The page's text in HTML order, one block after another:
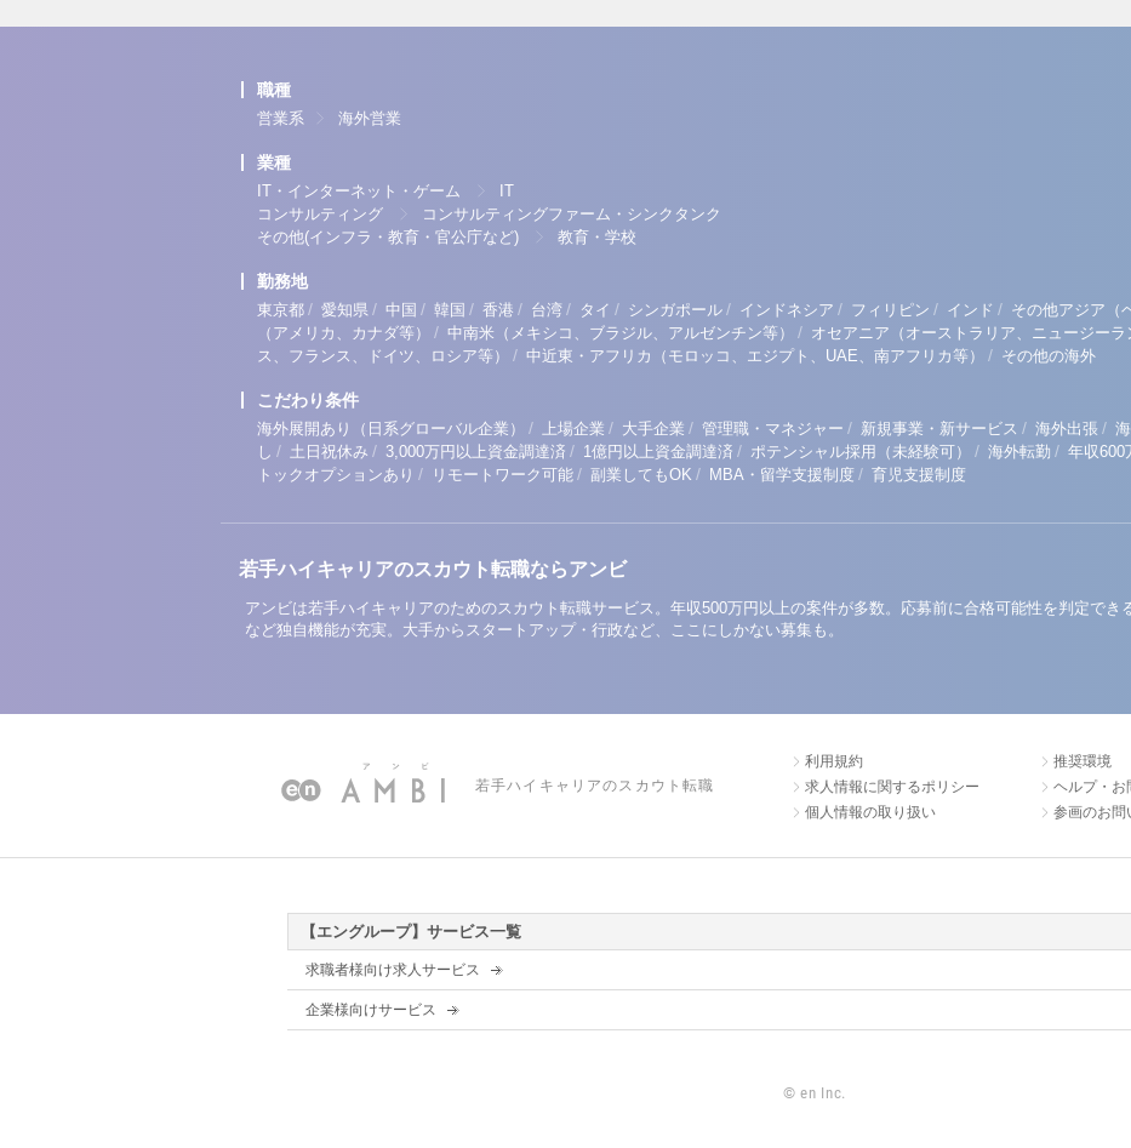
職種
営業系 海外営業
業種
IT・インターネット・ゲーム
IT
コンサルティング
コンサルティングファーム・シンクタンク
その他(インフラ・教育・官公庁など)
教育・学校
勤務地
東京都 / 愛知県 / 中国 / 韓国 / 香港 / 台湾 / タイ / シンガポール / インドネシア / フィリピン / インド / その他アジア（
（アメリカ、カナダ等）
/ 中南米（メキシコ、ブラジル、アルゼンチン等） / オセアニア（オーストラリア、ニュージーラ
ス、フランス、ドイツ、ロシア等）
/ 中近東・アフリカ（モロッコ、エジプト、UAE、南アフリカ等） / その他の海外
こだわり条件
海外展開あり（日系グローバル企業） / 上場企業 / 大手企業 / 管理職・マネジャー / 新規事業・新サービス / 海外出張 /
し / 土日祝休み / 3,000万円以上資金調達済 / 1億円以上資金調達済 / ポテンシャル採用（未経験可） / 海外転勤 / 年収600
トックオプションあり / リモートワーク可能 / 副業してもOK / MBA・留学支援制度 / 育児支援制度
若手ハイキャリアのスカウト転職ならアンビ
アンビは若手ハイキャリアのためのスカウト転職サービス。年収500万円以上の案件が多数。応募前に合格可能性を判定でき
など独自機能が充実。大手からスタートアップ・行政など、ここにしかない募集も。
若手ハイキャリアのスカウト転職
利用規約
求人情報に関するポリシー
個人情報の取り扱い
推奨環境
ヘルプ・お
参画のお問
【エングループ】サービス一覧
求職者様向け求人サービス
企業様向けサービス
© en Inc.